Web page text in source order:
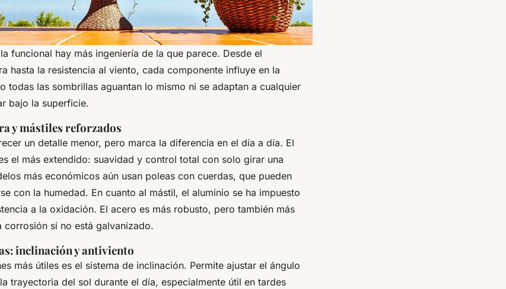
funcional hay más ingeniería de la que parece. Desde el
hasta la resistencia al viento, cada componente influye en la
todas las sombrillas aguantan lo mismo ni se adaptan a cualquier
bajo la superficie.
y mástiles reforzados
un detalle menor, pero marca la diferencia en el día a día. El
el más extendido: suavidad y control total con solo girar una
más económicos aún usan poleas con cuerdas, que pueden
con la humedad. En cuanto al mástil, el aluminio se ha impuesto
a la oxidación. El acero es más robusto, pero también más
corrosión si no está galvanizado.
inclinación y antiviento
más útiles es el sistema de inclinación. Permite ajustar el ángulo
trayectoria del sol durante el día, especialmente útil en tardes